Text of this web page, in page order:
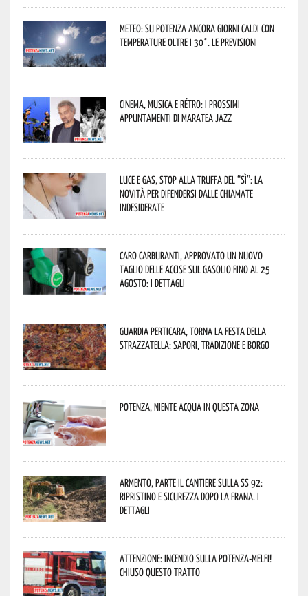
Meteo: su Potenza ancora giorni caldi con
temperature oltre i 30°. Le previsioni
Cinema, musica e rétro: i prossimi
appuntamenti di Maratea Jazz
Luce e gas, stop alla truffa del “Sì”: la
novità per difendersi dalle chiamate
indesiderate
Caro carburanti, approvato un nuovo
taglio delle accise sul gasolio fino al 25
agosto: i dettagli
Guardia Perticara, torna la Festa della
Strazzatella: sapori, tradizione e borgo
Potenza, niente acqua in questa zona
Armento, parte il cantiere sulla SS 92:
ripristino e sicurezza dopo la frana. I
dettagli
Attenzione: incendio sulla Potenza-Melfi!
Chiuso questo tratto